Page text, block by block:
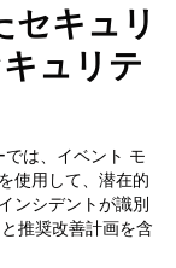
キュリ
ュリテ
は、イベント モ
使用して、潜在的
ンシデントが識別
推奨改善計画を含